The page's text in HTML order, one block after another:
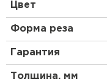
материал для
Цвет
Форма реза
Гарантия
Толщина, мм